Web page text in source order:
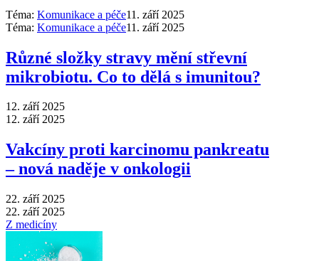
Téma: Komunikace a péče11. září 2025
Téma: Komunikace a péče11. září 2025
Různé složky stravy mění střevní
mikrobiotu. Co to dělá s imunitou?
12. září 2025
12. září 2025
Vakcíny proti karcinomu pankreatu
–⁠ nová naděje v onkologii
22. září 2025
22. září 2025
Z medicíny